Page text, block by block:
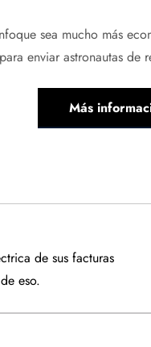
sea mucho más
enviar astronautas
Más
de sus facturas
eso.